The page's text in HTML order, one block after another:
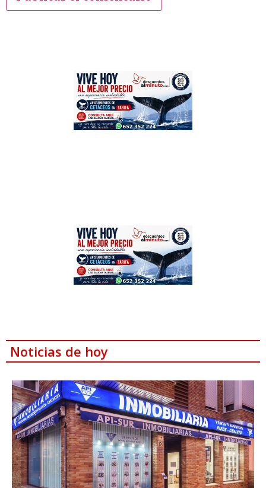
Noticias de hoy